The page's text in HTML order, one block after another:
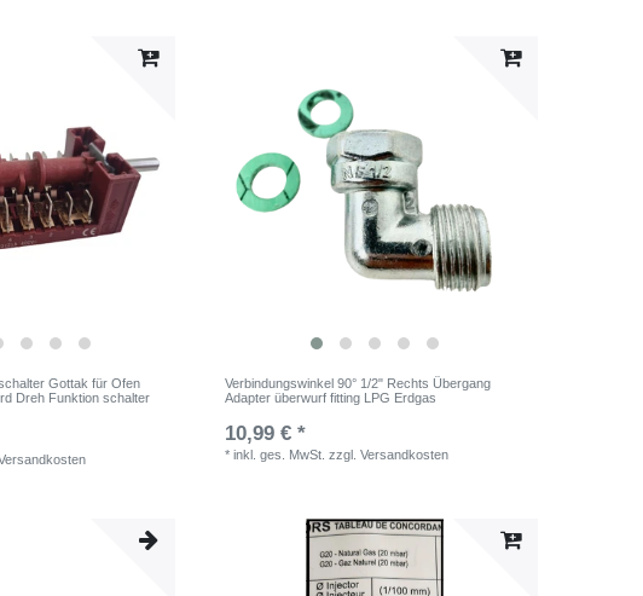
Gottak für Ofen
Dreh Funktion schalter
Verbindungswinkel 90° 1/2" Rechts Übergang
Adapter überwurf fitting LPG Erdgas
10,99 € *
*inkl. ges. MwSt. zzgl.Versandkosten